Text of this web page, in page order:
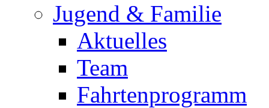
Jugend & Familie
Aktuelles
Team
Fahrtenprogramm